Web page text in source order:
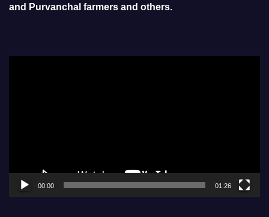
and Purvanchal farmers and others.
00:00 01:26